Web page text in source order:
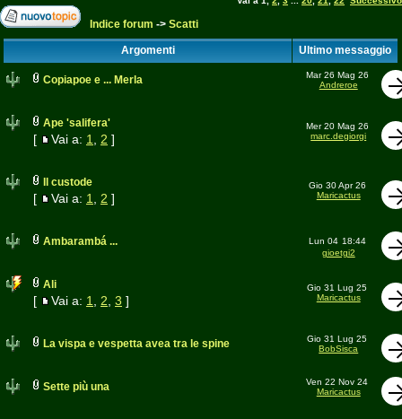
Indice forum -> Scatti
Argomenti Ultimo messaggio
Copiapoe e ... Merla
Mar 26 Mag 26
Andreroe
Ape 'salifera'
[ Vai a: 1 2 ]
Mer 20 Mag 26
marc.degiorgi
Il custode
[ Vai a: 1 2 ]
Gio 30 Apr 26
Maricactus
Ambarambá ... Lun 04 18:44
gioetgi2
Ali
[ Vai a: 1 2 3 ]
Gio 31 Lug 25
Maricactus
La vispa e vespetta avea tra le spine
Gio 31 Lug 25
BobSisca
Sette più una
Ven 22 Nov 24
Maricactus